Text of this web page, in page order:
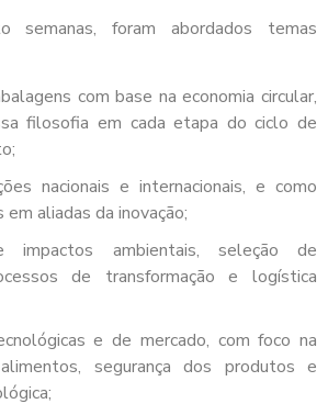
foram abordados temas
com base na economia circular,
filosofia em cada etapa do ciclo de
nacionais e internacionais, e como
aliadas da inovação;
impactos ambientais, seleção de
de transformação e logística
e de mercado, com foco na
segurança dos produtos e